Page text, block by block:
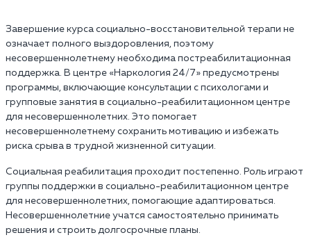
Завершение курса социально-восстановительной терапи не
означает полного выздоровления, поэтому
несовершеннолетнему необходима постреабилитационная
поддержка. В центре «Наркология 24/7» предусмотрены
программы, включающие консультации с психологами и
групповые занятия в социально-реабилитационном центре
для несовершеннолетних. Это помогает
несовершеннолетнему сохранить мотивацию и избежать
риска срыва в трудной жизненной ситуации.
Социальная реабилитация проходит постепенно. Роль играют
группы поддержки в социально-реабилитационном центре
для несовершеннолетних, помогающие адаптироваться.
Несовершеннолетние учатся самостоятельно принимать
решения и строить долгосрочные планы.